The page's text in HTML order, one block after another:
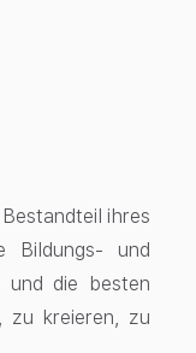
ihres
Bildungs- und
und die besten
zu kreieren, zu